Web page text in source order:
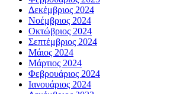
Δεκέμβριος 2024
Νοέμβριος 2024
Οκτώβριος 2024
Σεπτέμβριος 2024
Μάιος 2024
Μάρτιος 2024
Φεβρουάριος 2024
Ιανουάριος 2024